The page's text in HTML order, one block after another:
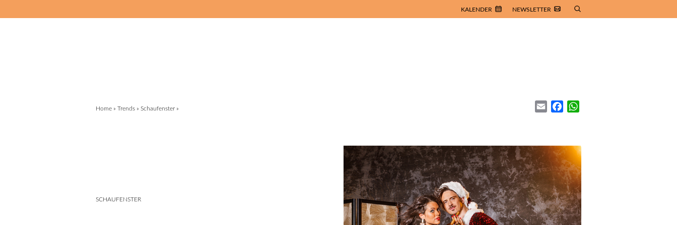
KALENDER NEWSLETTER
Home » Trends » Schaufenster » Email Facebook
SCHAUFENSTER